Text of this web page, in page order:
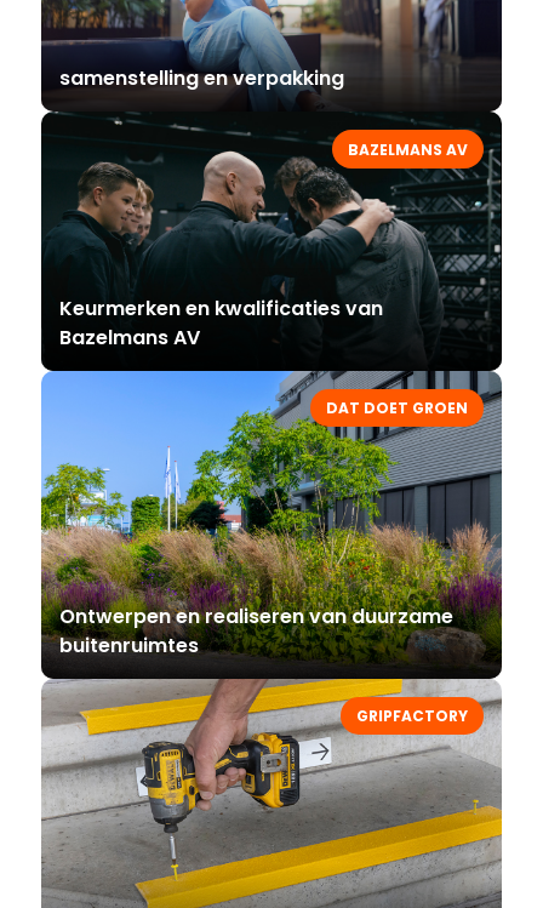
samenstelling en verpakking
BAZELMANS AV
Keurmerken en kwalificaties van
Bazelmans AV
DAT DOET GROEN
Ontwerpen en realiseren van duurzame
buitenruimtes
GRIPFACTORY